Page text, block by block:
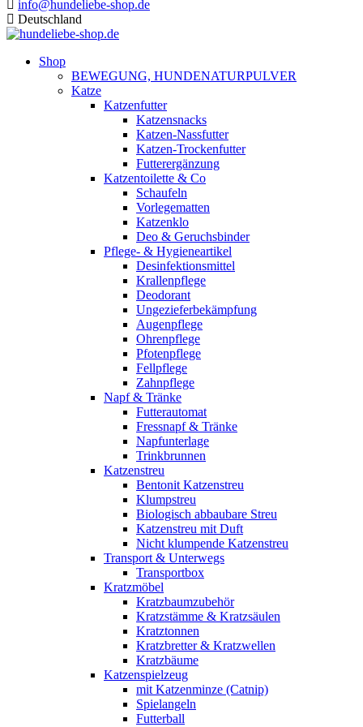
info@hundeliebe-shop.de
Deutschland
Shop
BEWEGUNG, HUNDENATURPULVER
Katze
Katzenfutter
Katzensnacks
Katzen-Nassfutter
Katzen-Trockenfutter
Futterergänzung
Katzentoilette & Co
Schaufeln
Vorlegematten
Katzenklo
Deo & Geruchsbinder
Pflege- & Hygieneartikel
Desinfektionsmittel
Krallenpflege
Deodorant
Ungezieferbekämpfung
Augenpflege
Ohrenpflege
Pfotenpflege
Fellpflege
Zahnpflege
Napf & Tränke
Futterautomat
Fressnapf & Tränke
Napfunterlage
Trinkbrunnen
Katzenstreu
Bentonit Katzenstreu
Klumpstreu
Biologisch abbaubare Streu
Katzenstreu mit Duft
Nicht klumpende Katzenstreu
Transport & Unterwegs
Transportbox
Kratzmöbel
Kratzbaumzubehör
Kratzstämme & Kratzsäulen
Kratztonnen
Kratzbretter & Kratzwellen
Kratzbäume
Katzenspielzeug
mit Katzenminze (Catnip)
Spielangeln
Futterball